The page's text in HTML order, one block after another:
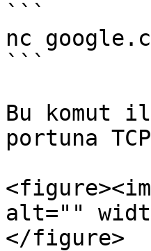
```
nc
```
Bu komut
portuna
alt=""
</figure>